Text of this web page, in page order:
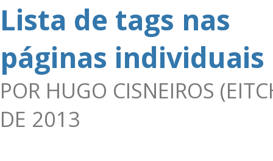
Lista de tags nas
páginas individuais
POR HUGO CISNEIROS
DE 2013